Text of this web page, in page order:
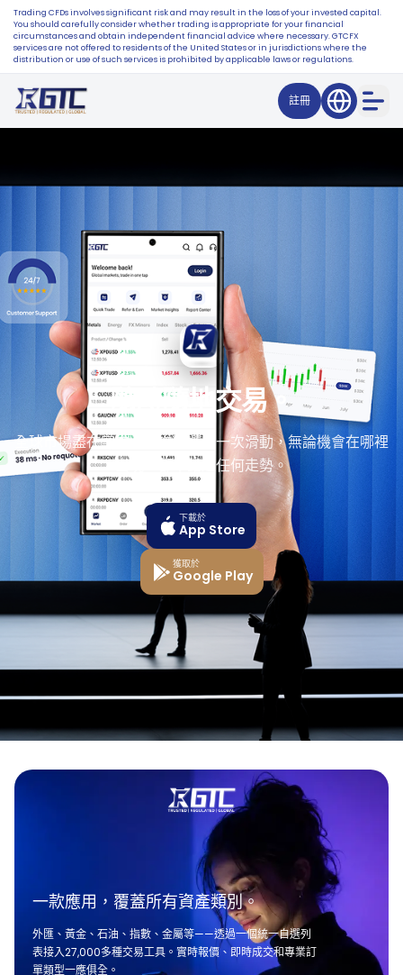
Trading CFDs involves significant risk and may result in the loss of your invested capital.
You should carefully consider whether trading is appropriate for your financial
circumstances and obtain independent financial advice where necessary. GTCFX
services are not offered to residents of the United States or in jurisdictions where the
distribution or use of such services is prohibited by applicable laws or regulations.
註冊
隨時隨地交易。
全球市場盡在掌中。一次點選、一次滑動，無論機會在哪裡
出現，都不錯過任何走勢。
下載於
App Store
獲取於
Google Play
一款應用，覆蓋所有資產類別。
外匯、黃金、石油、指數、金屬等——透過一個統一自選列
表接入27,000多種交易工具。實時報價、即時成交和專業訂
單類型一應俱全。